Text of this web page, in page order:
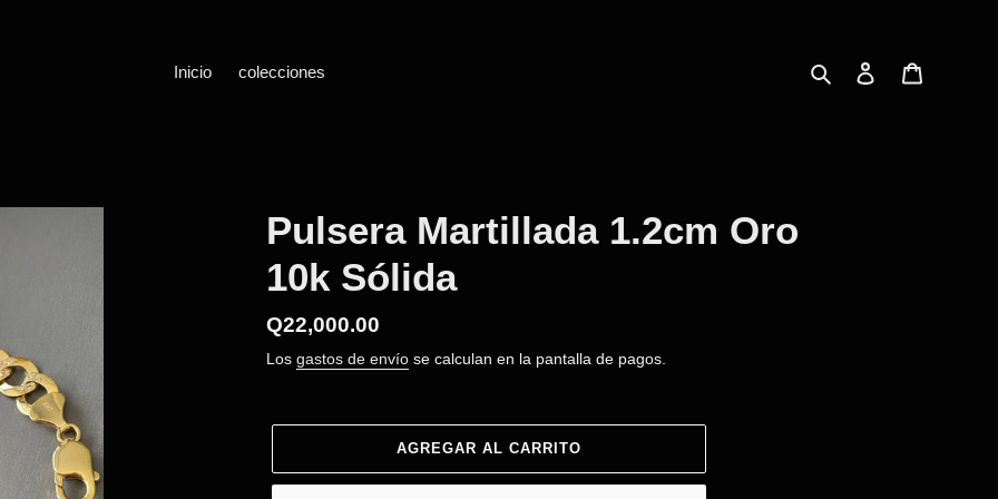
Inicio colecciones Buscar Ingresar
Pulsera Martillada 1.2cm Oro
10k Sólida
Precio
habitual
Q22,000.00
Los gastos de envío se calculan en la pantalla de pagos.
AGREGAR AL CARRITO